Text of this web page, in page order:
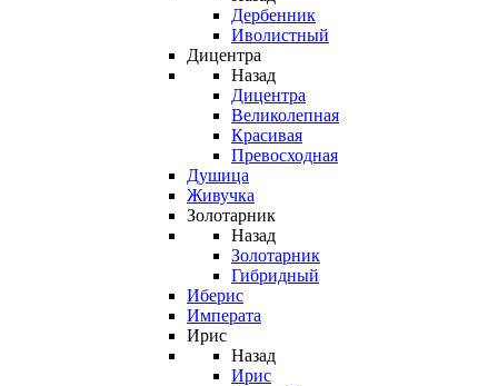
Дербенник
Иволистный
Дицентра
Назад
Дицентра
Великолепная
Красивая
Превосходная
Душица
Живучка
Золотарник
Назад
Золотарник
Гибридный
Иберис
Императа
Ирис
Назад
Ирис